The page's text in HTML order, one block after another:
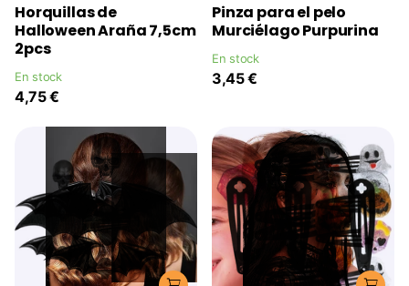
Horquillas de
Halloween Araña 7,5cm
2pcs
En stock
4,75 €
Pinza para el pelo
Murciélago Purpurina
En stock
3,45 €